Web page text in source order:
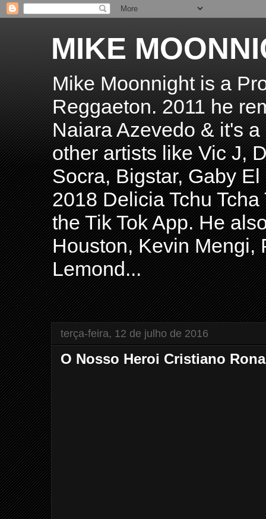
MIKE
Mike Moonnight is a
Reggaeton. 2011 he
Naiara Azevedo & it's
other artists like Vic J,
Socra, Bigstar, Gaby
2018 Delicia Tchu
the Tik Tok App. He
Houston, Kevin Mengi,
Lemond...
terça-feira, 12 de julho de 2016
O Nosso Heroi Cristiano